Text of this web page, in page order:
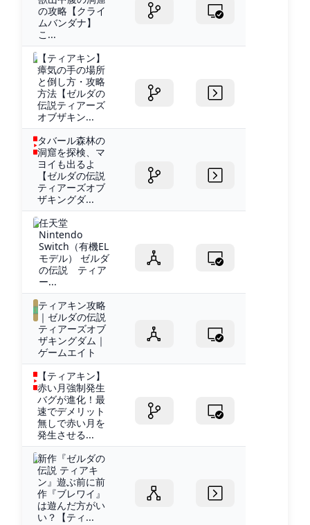
の攻略【クライ
ムバンダナ】
こ...
【ティアキン】
瘴気の手の場所
と倒し方・攻略
方法【ゼルダの
伝説ティアーズ
オブザキン...
タバール森林の
洞窟を探検、マ
ヨイも出るよ
【ゼルダの伝説
ティアーズオブ
ザキングダ...
任天堂
Nintendo
Switch（有機EL
モデル） ゼルダ
の伝説 ティア
ー...
ティアキン攻略
｜ゼルダの伝説
ティアーズオブ
ザキングダム｜
ゲームエイト
【ティアキン】
赤い月強制発生
バグが進化！最
速でデメリット
無しで赤い月を
発生させる...
新作『ゼルダの
伝説 ティアキ
ン』遊ぶ前に前
作『ブレワイ』
は遊んだ方がい
い？【ティ...